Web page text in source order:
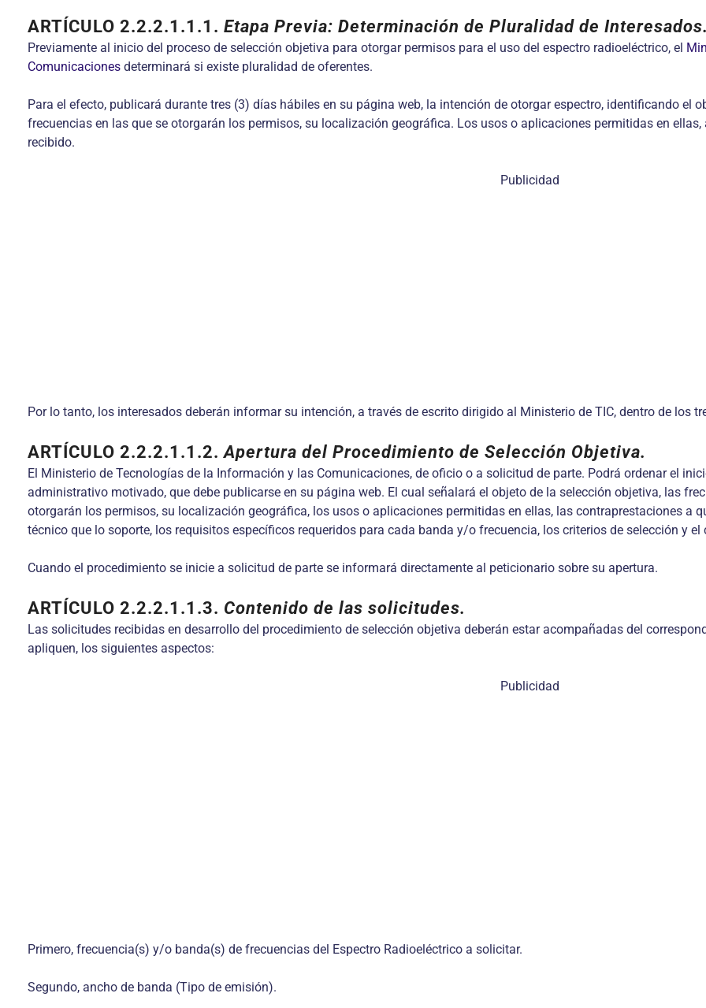
ARTÍCULO 2.2.2.1.1.1 . Etapa Previa: Determinación de Pluralidad de Interesados.
Previamente al inicio del proceso de selección objetiva para otorgar permisos para el uso del espectro radioeléctrico, el
Comunicaciones determinará si existe pluralidad de oferentes.
Para el efecto, publicará durante tres (3) días hábiles en su página web, la intención de otorgar espectro, identificando el
frecuencias en las que se otorgarán los permisos, su localización geográfica. Los usos o aplicaciones permitidas en
recibido.
Publicidad
Por lo tanto, los interesados deberán informar su intención, a través de escrito dirigido al Ministerio de TIC, dentro de los
ARTÍCULO 2.2.2.1.1.2. Apertura del Procedimiento de Selección Objetiva.
El Ministerio de Tecnologías de la Información y las Comunicaciones, de oficio o a solicitud de parte. Podrá ordenar el
administrativo motivado, que debe publicarse en su página web. El cual señalará el objeto de la selección objetiva, las
otorgarán los permisos, su localización geográfica, los usos o aplicaciones permitidas en ellas, las contraprestaciones a
técnico que lo soporte, los requisitos específicos requeridos para cada banda y/o frecuencia, los criterios de selección y el
Cuando el procedimiento se inicie a solicitud de parte se informará directamente al peticionario sobre su apertura.
ARTÍCULO 2.2.2.1.1.3. Contenido de las solicitudes.
Las solicitudes recibidas en desarrollo del procedimiento de selección objetiva deberán estar acompañadas del
apliquen, los siguientes aspectos:
Publicidad
Primero, frecuencia(s) y/o banda(s) de frecuencias del Espectro Radioeléctrico a solicitar.
Segundo, ancho de banda (Tipo de emisión).